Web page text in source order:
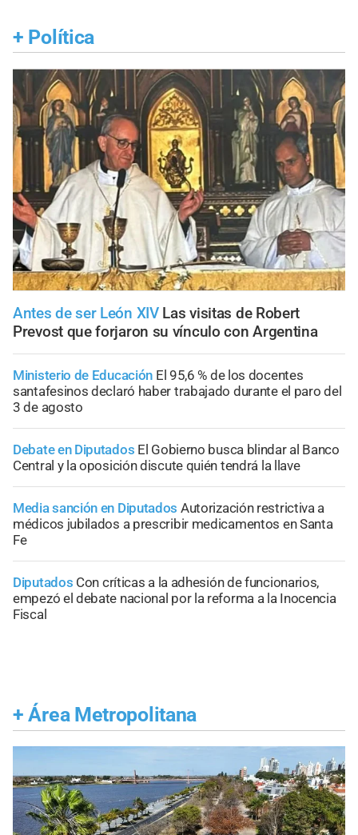
+ Política
Antes de ser León XIV Las visitas de Robert
Prevost que forjaron su vínculo con Argentina
Ministerio de Educación El 95,6 % de los docentes
santafesinos declaró haber trabajado durante el paro del
3 de agosto
Debate en Diputados El Gobierno busca blindar al Banco
Central y la oposición discute quién tendrá la llave
Media sanción en Diputados Autorización restrictiva a
médicos jubilados a prescribir medicamentos en Santa
Fe
Diputados Con críticas a la adhesión de funcionarios,
empezó el debate nacional por la reforma a la Inocencia
Fiscal
+ Área Metropolitana